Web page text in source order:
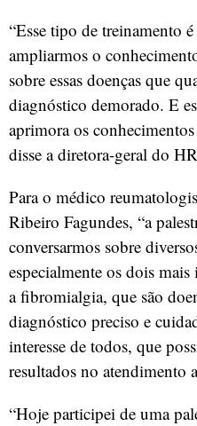
“Esse tipo de treinamento
ampliarmos o
sobre essas doenças que
diagnóstico demorado. E
aprimora os
disse a diretora-geral do
Para o médico
Ribeiro Fagundes, “a
conversarmos sobre
especialmente os dois
a fibromialgia, que são
diagnóstico preciso e
interesse de todos, que
resultados no atendimento
“Hoje participei de uma